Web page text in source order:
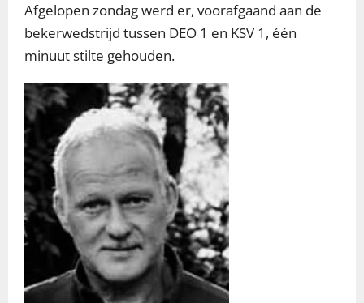
Afgelopen zondag werd er, voorafgaand aan de
bekerwedstrijd tussen DEO 1 en KSV 1, één
minuut stilte gehouden.